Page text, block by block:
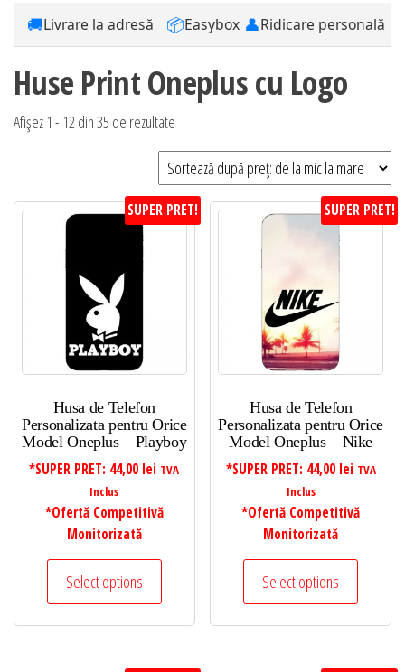
🚚Livrare la adresă 📦Easybox 👤Ridicare personală
Huse Print Oneplus cu Logo
Afișez 1 - 12 din 35 de rezultate
după
preț:
de
la
SUPER PRET!
Husa de Telefon
Personalizata pentru Orice
Model Oneplus – Playboy
*SUPER PRET: 44,00 lei TVA
Inclus
*Ofertă Competitivă
Monitorizată
Select options
SUPER PRET!
Husa de Telefon
Personalizata pentru Orice
Model Oneplus – Nike
*SUPER PRET: 44,00 lei TVA
Inclus
*Ofertă Competitivă
Monitorizată
Select options